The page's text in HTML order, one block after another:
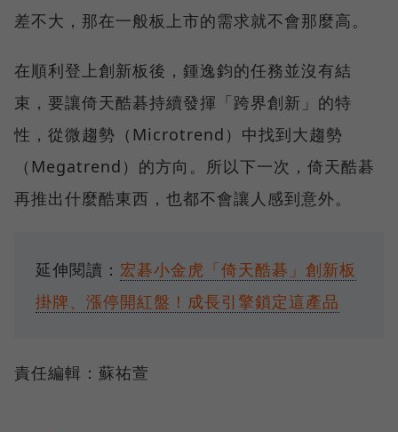
差不大，那在一般板上市的需求就不會那麼高。
在順利登上創新板後，鍾逸鈞的任務並沒有結
束，要讓倚天酷碁持續發揮「跨界創新」的特
性，從微趨勢（Microtrend）中找到大趨勢
（Megatrend）的方向。所以下一次，倚天酷碁
再推出什麼酷東西，也都不會讓人感到意外。
延伸閱讀： 宏碁小金虎「倚天酷碁」創新板
掛牌、漲停開紅盤！成長引擎鎖定這產品
責任編輯：蘇祐萱